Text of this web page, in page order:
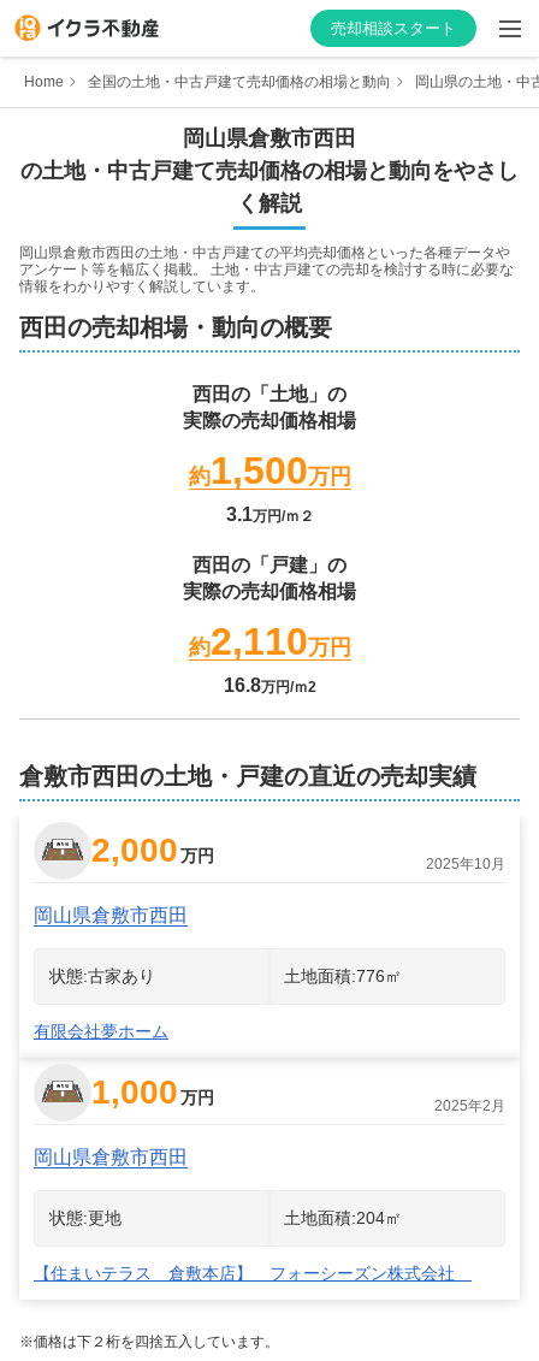
売却相談スタート
はじめての方へ
不動産会社を探す
不動産会社向け情報
Home 全国の土地・中古戸建て売却価格の相場と動向 岡山県の土地・中
岡山県倉敷市西田
の土地・中古戸建て売却価格の相場と動向をやさし
く解説
岡山県倉敷市西田の土地・中古戸建ての平均売却価格といった各種データや
アンケート等を幅広く掲載。 土地・中古戸建ての売却を検討する時に必要な
情報をわかりやすく解説しています。
西田の売却相場・動向の概要
西田の「土地」の
実際の売却価格相場
約1,500万円
3.1万円/ｍ２
西田の「戸建」の
実際の売却価格相場
約2,110万円
16.8万円/ｍ2
倉敷市西田の土地・戸建の直近の売却実績
2,000万円 2025年10月
岡山県倉敷市西田
状態:古家あり 土地面積:776㎡
有限会社夢ホーム
1,000万円 2025年2月
岡山県倉敷市西田
状態:更地 土地面積:204㎡
【住まいテラス 倉敷本店】 フォーシーズン株式会社
※価格は下２桁を四捨五入しています。